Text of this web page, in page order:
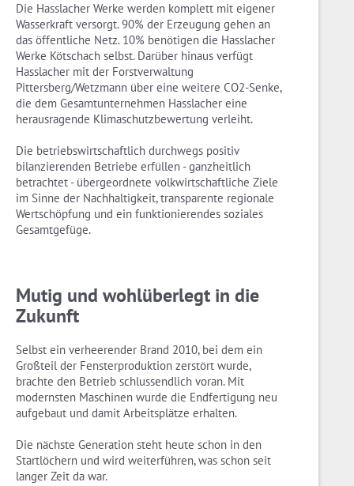
Die Hasslacher Werke werden komplett mit eigener
Wasserkraft versorgt. 90% der Erzeugung gehen an
das öffentliche Netz. 10% benötigen die Hasslacher
Werke Kötschach selbst. Darüber hinaus verfügt
Hasslacher mit der Forstverwaltung
Pittersberg/Wetzmann über eine weitere CO2-Senke,
die dem Gesamtunternehmen Hasslacher eine
herausragende Klimaschutzbewertung verleiht.
Die betriebswirtschaftlich durchwegs positiv
bilanzierenden Betriebe erfüllen - ganzheitlich
betrachtet - übergeordnete volkwirtschaftliche Ziele
im Sinne der Nachhaltigkeit, transparente regionale
Wertschöpfung und ein funktionierendes soziales
Gesamtgefüge.
Mutig und wohlüberlegt in die
Zukunft
Selbst ein verheerender Brand 2010, bei dem ein
Großteil der Fensterproduktion zerstört wurde,
brachte den Betrieb schlussendlich voran. Mit
modernsten Maschinen wurde die Endfertigung neu
aufgebaut und damit Arbeitsplätze erhalten.
Die nächste Generation steht heute schon in den
Startlöchern und wird weiterführen, was schon seit
langer Zeit da war.